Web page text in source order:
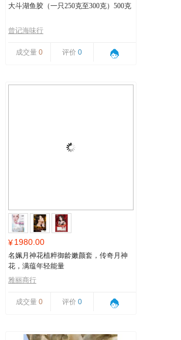
大斗湖鱼胶（一只250克至300克）500克
曾记海味行
成交量 0 评价 0
¥1980.00
名姵月神花植粹御龄嫩颜套，传奇月神
花，满蕴年轻能量
雅丽商行
成交量 0 评价 0